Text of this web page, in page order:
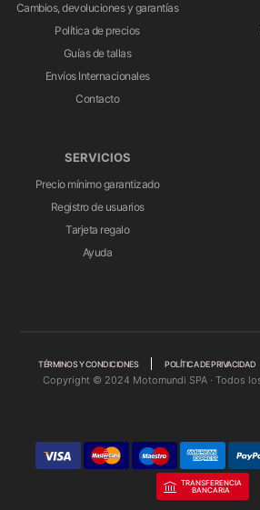
Cambios, devoluciones y garantías
Política de precios
Guías de tallas
Envíos Internacionales
Contacto
SERVICIOS
Precio mínimo garantizado
Registro de usuarios
Tarjeta regalo
Ayuda
TÉRMINOS Y CONDICIONES POLÍTICA DE PRIVACIDAD
Copyright © 2024 Motomundi SPA · Todos
TRANSFERENCIA
BANCARIA